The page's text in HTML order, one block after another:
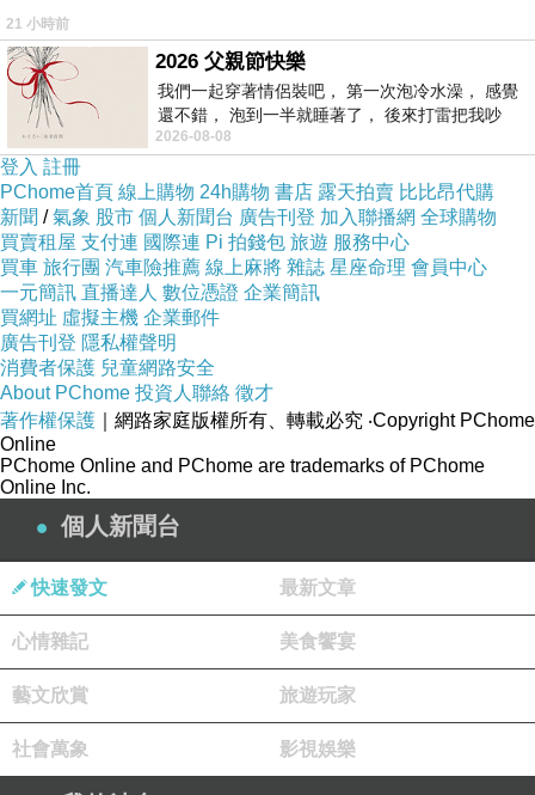
Not much needed
But want too much
不需要太多
但是想要的太多
21 小時前
2026 父親節快樂
我們一起穿著情侶裝吧， 第一次泡冷水澡， 感覺
還不錯， 泡到一半就睡著了， 後來打雷把我吵
醒， 手
2026-08-08
登入 註冊
PChome首頁 線上購物 24h購物 書店 露天拍賣 比比昂代購
新聞 /氣象 股市 個人新聞台 廣告刊登 加入聯播網 全球購物
買賣租屋 支付連 國際連 Pi 拍錢包 旅遊 服務中心
買車 旅行團 汽車險推薦 線上麻將 雜誌 星座命理 會員中心
一元簡訊 直播達人 數位憑證 企業簡訊
買網址 虛擬主機 企業郵件
廣告刊登 隱私權聲明
消費者保護 兒童網路安全
About PChome 投資人聯絡 徵才
著作權保護 ｜網路家庭版權所有、轉載必究 ‧Copyright PChome
Online
PChome Online and PChome are trademarks of PChome
Online Inc.
個人新聞台
快速發文 最新文章
心情雜記 美食饗宴
藝文欣賞 旅遊玩家
社會萬象 影視娛樂